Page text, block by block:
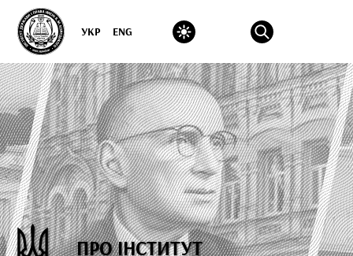
УКР ENG
ПРО ІНСТИТУТ